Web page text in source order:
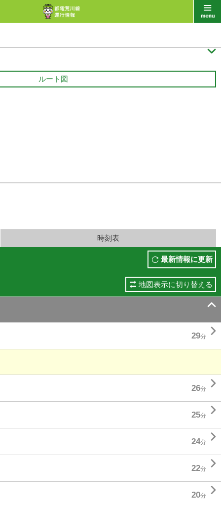

ルート図
時刻表
最新情報に更新
地図表示に切り替える

29分 
26分 
25分 
24分 
22分 
20分 